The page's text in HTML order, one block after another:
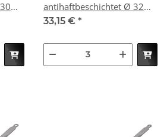
antihaftbeschichtet Ø 32
cm
33,15 € *